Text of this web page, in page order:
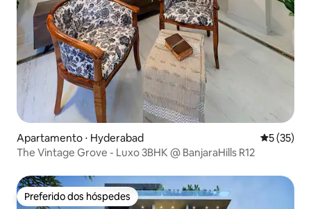
Apartamento ⋅ Hyderabad 5 de uma
5 (35)
The Vintage Grove - Luxo 3BHK @ BanjaraHills R12
Preferido dos hóspedes
Preferido dos hóspedes